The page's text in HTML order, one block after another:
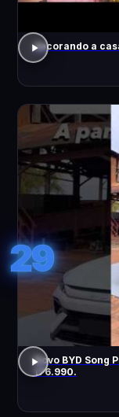
decorando a
29
Novo BYD Song
176.990.